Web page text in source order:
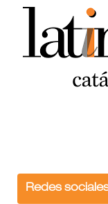
Redes